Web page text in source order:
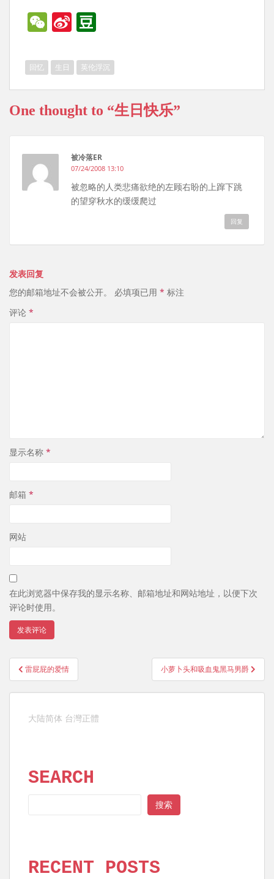
W
e
C
h
Si
n
a
W
ei
b
u
b
n
回忆 生日 英伦浮沉
One thought to “生日快乐”
被冷落ER
07/24/2008 13:10
被忽略的人类悲痛欲绝的左顾右盼的上蹿下跳
的望穿秋水的缓缓爬过
回复
发表回复
您的邮箱地址不会被公开。 必填项已用 * 标注
评论 *
显示名称 *
邮箱 *
网站
在此浏览器中保存我的显示名称、邮箱地址和网站地址，以便下次
评论时使用。
文
章
导
雷屁屁的爱情 小萝卜头和吸血鬼黑马男爵
大陆简体 台灣正體
SEARCH
搜索
RECENT POSTS